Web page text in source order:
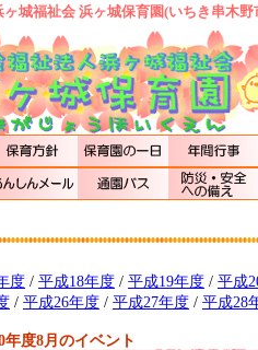
城福祉会 浜ヶ城保育園(いちき串木野
度 / 平成18年度 / 平成19年度 / 平成
/ 平成26年度 / 平成27年度 / 平成28
年度8月のイベント